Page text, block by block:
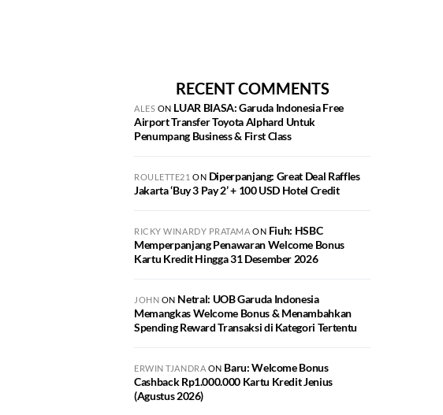
RECENT COMMENTS
ALES ON LUAR BIASA: Garuda Indonesia Free
Airport Transfer Toyota Alphard Untuk
Penumpang Business & First Class
ROULETTE21 ON Diperpanjang: Great Deal Raffles
Jakarta ‘Buy 3 Pay 2’ + 100 USD Hotel Credit
RICKY WINARDY PRATAMA ON Fiuh: HSBC
Memperpanjang Penawaran Welcome Bonus
Kartu Kredit Hingga 31 Desember 2026
JOHN ON Netral: UOB Garuda Indonesia
Memangkas Welcome Bonus & Menambahkan
Spending Reward Transaksi di Kategori Tertentu
ERWIN TJANDRA ON Baru: Welcome Bonus
Cashback Rp1.000.000 Kartu Kredit Jenius
(Agustus 2026)